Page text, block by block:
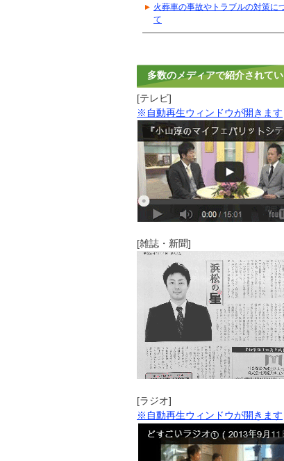
火葬車の事故やトラブルの対策に
て
多数のメディアで紹介されて
[テレビ]
※自動再生ウィンドウが開きます
[雑誌・新聞]
[ラジオ]
※自動再生ウィンドウが開きます